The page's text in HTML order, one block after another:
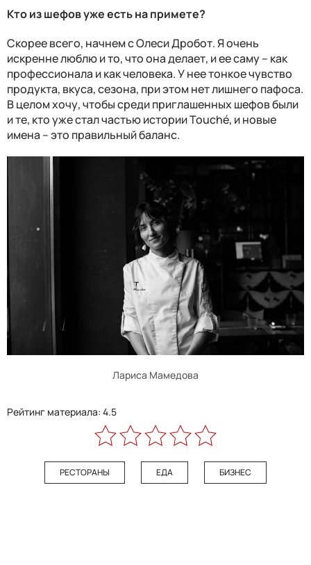
Кто из шефов уже есть на примете?
Скорее всего, начнем с Олеси Дробот. Я очень
искренне люблю и то, что она делает, и ее саму – как
профессионала и как человека. У нее тонкое чувство
продукта, вкуса, сезона, при этом нет лишнего пафоса.
В целом хочу, чтобы среди приглашенных шефов были
и те, кто уже стал частью истории Touché, и новые
имена – это правильный баланс.
Лариса Мамедова
Рейтинг материала: 4.5
РЕСТОРАНЫ ЕДА БИЗНЕС